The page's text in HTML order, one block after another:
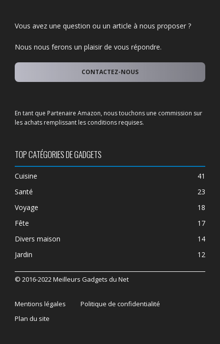
Vous avez une question ou un article à nous proposer ?
Nous nous ferons un plaisir de vous répondre.
CONTACTEZ-NOUS
En tant que Partenaire Amazon, nous touchons une commission sur
les achats remplissant les conditions requises.
TOP CATÉGORIES DE GADGETS
Cuisine
41
Santé
23
Voyage
18
Fête
17
Divers maison
14
Jardin
12
© 2016-2022 Meilleurs Gadgets du Net
Mentions légales
Politique de confidentialité
Plan du site